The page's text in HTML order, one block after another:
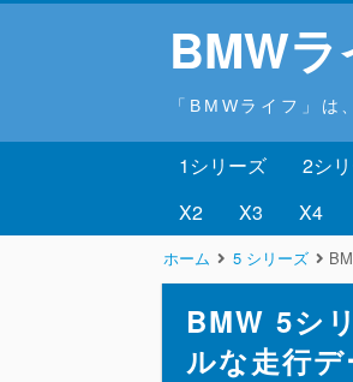
BMWラ
「BMWライフ」は
1シリーズ 2シ
X2
X3 X4
ホーム 5 シリーズ
BMW 5シ
ルな走行デ